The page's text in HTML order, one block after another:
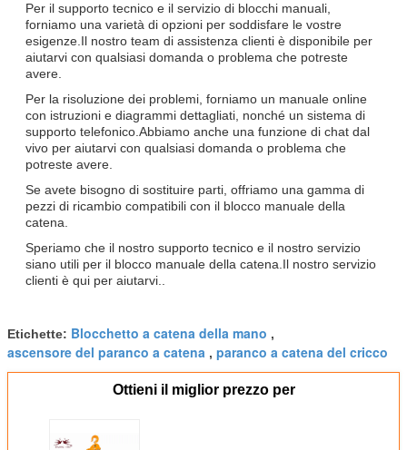
Per il supporto tecnico e il servizio di blocchi manuali,
forniamo una varietà di opzioni per soddisfare le vostre
esigenze.Il nostro team di assistenza clienti è disponibile per
aiutarvi con qualsiasi domanda o problema che potreste
avere.
Per la risoluzione dei problemi, forniamo un manuale online
con istruzioni e diagrammi dettagliati, nonché un sistema di
supporto telefonico.Abbiamo anche una funzione di chat dal
vivo per aiutarvi con qualsiasi domanda o problema che
potreste avere.
Se avete bisogno di sostituire parti, offriamo una gamma di
pezzi di ricambio compatibili con il blocco manuale della
catena.
Speriamo che il nostro supporto tecnico e il nostro servizio
siano utili per il blocco manuale della catena.Il nostro servizio
clienti è qui per aiutarvi..
Etichette: Blocchetto a catena della mano ,
ascensore del paranco a catena , paranco a catena del cricco
Ottieni il miglior prezzo per